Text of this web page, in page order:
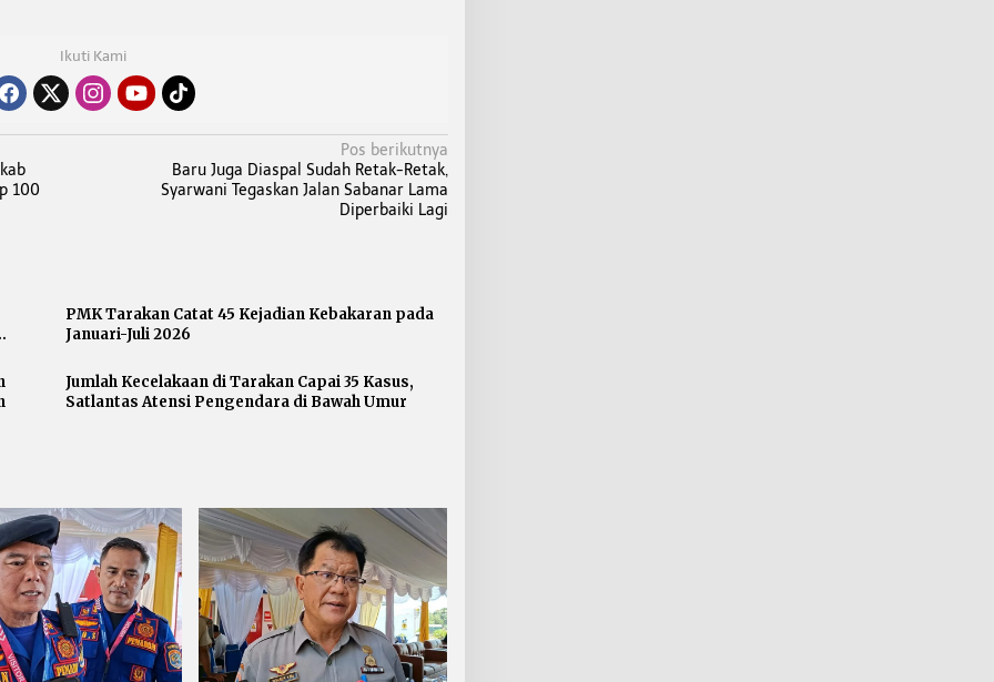
Ikuti Kami
100
Pos berikutnya
Baru Juga Diaspal Sudah Retak-Retak,
Syarwani Tegaskan Jalan Sabanar Lama
Diperbaiki Lagi
PMK Tarakan Catat 45 Kejadian Kebakaran pada
Januari-Juli 2026
Jumlah Kecelakaan di Tarakan Capai 35 Kasus,
Satlantas Atensi Pengendara di Bawah Umur